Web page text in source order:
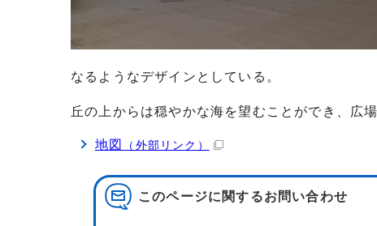
なるようなデザインとしている。
丘の上からは穏やかな海を望むことができ、広
地図 （外部リンク）
このページに関するお問い合わせ